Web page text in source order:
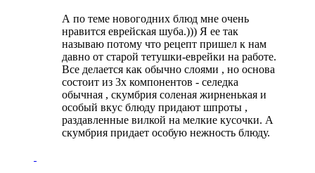
А по теме новогодних блюд мне очень
нравится еврейская шуба.))) Я ее так
называю потому что рецепт пришел к нам
давно от старой тетушки-еврейки на работе.
Все делается как обычно слоями , но основа
состоит из 3х компонентов - селедка
обычная , скумбрия соленая жирненькая и
особый вкус блюду придают шпроты ,
раздавленные вилкой на мелкие кусочки. А
скумбрия придает особую нежность блюду.